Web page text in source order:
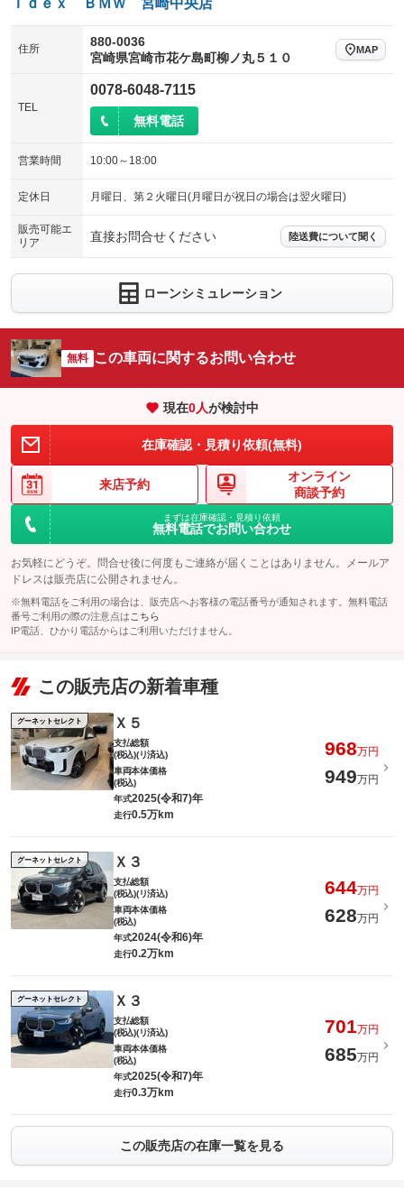
Ｉｄｅｘ ＢＭＷ 宮崎中央店
住所
880-0036
宮崎県宮崎市花ケ島町柳ノ丸５１０
MAP
TEL
0078-6048-7115
無料電話
営業時間 10:00～18:00
定休日 月曜日、第２火曜日(月曜日が祝日の場合は翌火曜日)
販売可能エ
リア
直接お問合せください 陸送費について聞く
ローンシミュレーション
無料 この車両に関するお問い合わせ
現在0人が検討中
在庫確認・見積り依頼(無料)
来店予約
オンライン
商談予約
まずは在庫確認・見積り依頼
無料電話でお問い合わせ
お気軽にどうぞ。問合せ後に何度もご連絡が届くことはありません。メールア
ドレスは販売店に公開されません。
※無料電話をご利用の場合は、販売店へお客様の電話番号が通知されます。無料電話
番号ご利用の際の注意点は こちら
IP電話、ひかり電話からはご利用いただけません。
この販売店の新着車種
グーネットセレクト Ｘ５
支払総額
(税込)(リ済込)
968万円
車両本体価格
(税込)
949万円
年式2025(令和7)年
走行0.5万km
グーネットセレクト Ｘ３
支払総額
(税込)(リ済込)
644万円
車両本体価格
(税込)
628万円
年式2024(令和6)年
走行0.2万km
グーネットセレクト Ｘ３
支払総額
(税込)(リ済込)
701万円
車両本体価格
(税込)
685万円
年式2025(令和7)年
走行0.3万km
この販売店の在庫一覧を見る